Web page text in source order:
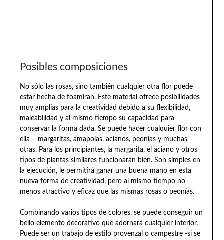
Posibles composiciones
No sólo las rosas, sino también cualquier otra flor puede
estar hecha de foamiran. Este material ofrece posibilidades
muy amplias para la creatividad debido a su flexibilidad,
maleabilidad y al mismo tiempo su capacidad para
conservar la forma dada. Se puede hacer cualquier flor con
ella – margaritas, amapolas, acianos, peonías y muchas
otras. Para los principiantes, la margarita, el aciano y otros
tipos de plantas similares funcionarán bien. Son simples en
la ejecución, le permitirá ganar una buena mano en esta
nueva forma de creatividad, pero al mismo tiempo no
menos atractivo y eficaz que las mismas rosas o peonías.
Combinando varios tipos de colores, se puede conseguir un
bello elemento decorativo que adornará cualquier interior.
Puede ser un trabajo de estilo provenzal o campestre -si se